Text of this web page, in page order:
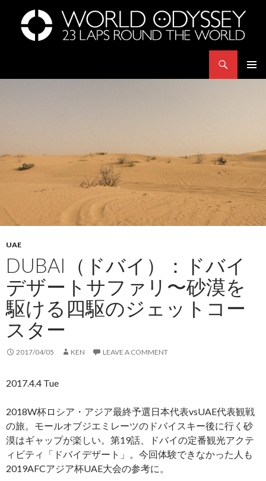
世界23周の旅｜WORLD ODYSSEY: 23 Laps Rond The World
UAE
DUBAI（ドバイ）：ドバイ
デザートサファリ〜砂漠を
駆ける四駆のジェットコー
スター
2017/04/05 KEN LEAVE A COMMENT
2017.4.4 Tue
2018W杯ロシア・アジア最終予選日本代表vsUAE代表観戦
の旅。モールオブジエミレーツのドバイスキー後に行く砂
漠はギャップが楽しい。第19話、ドバイの定番観光アクテ
ィビティ「ドバイデザート」。今回体験できなかった人も
2019AFCアジア杯UAE大会の参考に。